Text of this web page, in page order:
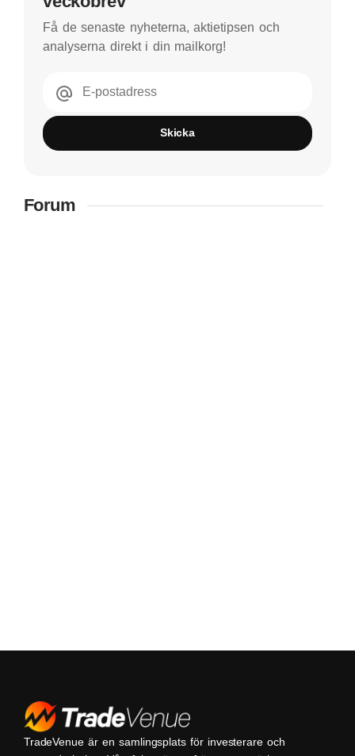
Få de senaste nyheterna, aktietipsen och
analyserna direkt i din mailkorg!
E-postadress
Skicka
Forum
TradeVenue är en samlingsplats för investerare och